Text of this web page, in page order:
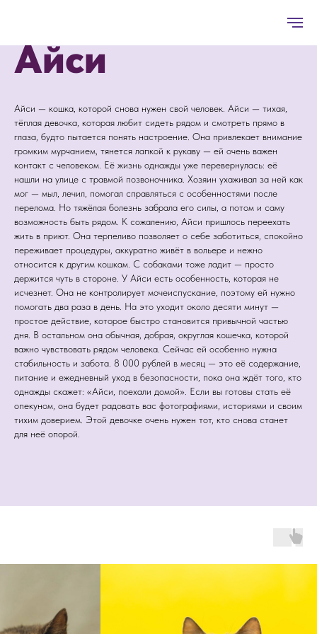
Айси
Айси — кошка, которой снова нужен свой человек. Айси — тихая,
тёплая девочка, которая любит сидеть рядом и смотреть прямо в
глаза, будто пытается понять настроение. Она привлекает внимание
громким мурчанием, тянется лапкой к рукаву — ей очень важен
контакт с человеком. Её жизнь однажды уже перевернулась: её
нашли на улице с травмой позвоночника. Хозяин ухаживал за ней как
мог — мыл, лечил, помогал справляться с особенностями после
перелома. Но тяжёлая болезнь забрала его силы, а потом и саму
возможность быть рядом. К сожалению, Айси пришлось переехать
жить в приют. Она терпеливо позволяет о себе заботиться, спокойно
переживает процедуры, аккуратно живёт в вольере и нежно
относится к другим кошкам. С собаками тоже ладит — просто
держится чуть в стороне. У Айси есть особенность, которая не
исчезнет. Она не контролирует мочеиспускание, поэтому ей нужно
помогать два раза в день. На это уходит около десяти минут —
простое действие, которое быстро становится привычной частью
дня. В остальном она обычная, добрая, округлая кошечка, которой
важно чувствовать рядом человека. Сейчас ей особенно нужна
стабильность и забота. 8 000 рублей в месяц — это её содержание,
питание и ежедневный уход в безопасности, пока она ждёт того, кто
однажды скажет: «Айси, поехали домой». Если вы готовы стать её
опекуном, она будет радовать вас фотографиями, историями и своим
тихим доверием. Этой девочке очень нужен тот, кто снова станет
для неё опорой.